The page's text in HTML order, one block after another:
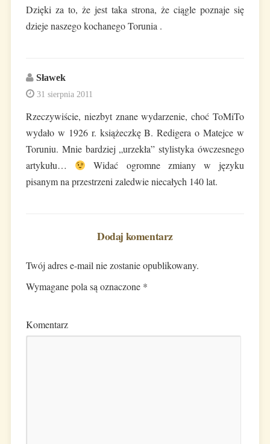
Dzięki za to, że jest taka strona, że ciągle poznaje się
dzieje naszego kochanego Torunia .
Sławek
31 sierpnia 2011
Rzeczywiście, niezbyt znane wydarzenie, choć ToMiTo
wydało w 1926 r. książeczkę B. Redigera o Matejce w
Toruniu. Mnie bardziej „urzekła” stylistyka ówczesnego
artykułu…
Widać ogromne zmiany w języku
pisanym na przestrzeni zaledwie niecałych 140 lat.
Dodaj komentarz
Twój adres e-mail nie zostanie opublikowany.
Wymagane pola są oznaczone *
Komentarz